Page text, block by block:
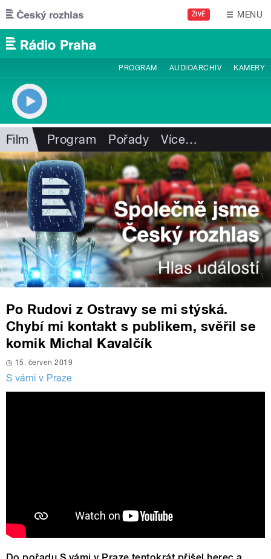
Přejít k hlavnímu obsahu
ŽIVĚ MENU
PROGRAM AUDIOARCHIV KAMERY
Film Program Pořady Více…
Po Rudovi z Ostravy se mi stýská.
Chybí mi kontakt s publikem, svěřil se
komik Michal Kavalčík
15. červen 2019
S vámi v Praze